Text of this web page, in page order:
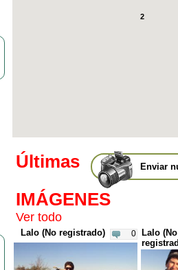
2
Enviar
Últimas
IMÁGENES
Ver todo
0
Lalo (No registrado)
Lalo (No